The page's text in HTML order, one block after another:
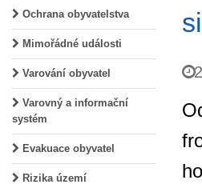
Ochrana obyvatelstva
Mimořádné události
Varování obyvatel
Varovný a informační
systém
Evakuace obyvatel
Rizika území